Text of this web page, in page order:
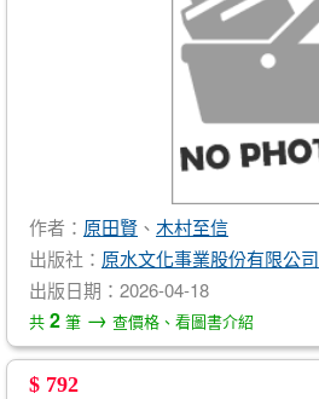
作者： 原田賢 、 木村至信
出版社： 原水文化事業股份有限公司
出版日期：2026-04-18
共 2 筆 → 查價格、看圖書介紹
$ 792